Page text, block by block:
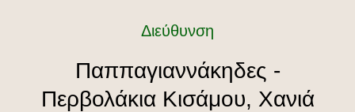
Διεύθυνση
Παππαγιαννάκηδες -
Περβολάκια Κισάμου, Χανιά